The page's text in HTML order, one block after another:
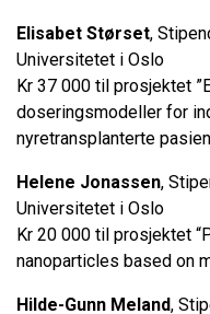
Elisabet Størset,
Universitetet i Oslo
Kr 37 000 til prosjektet
doseringsmodeller for
nyretransplanterte
Helene Jonassen,
Universitetet i Oslo
Kr 20 000 til prosjektet
nanoparticles based on
Hilde-Gunn Meland,